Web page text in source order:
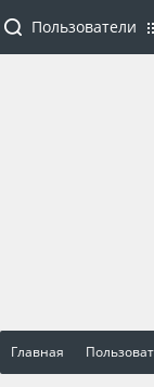
Главная
Пользователи